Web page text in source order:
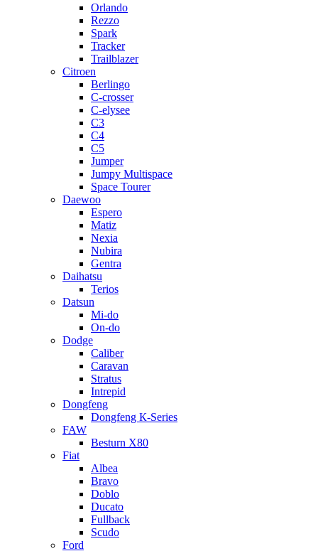
Orlando
Rezzo
Spark
Tracker
Trailblazer
Citroen
Berlingo
C-crosser
C-elysee
C3
C4
C5
Jumper
Jumpy Multispace
Space Tourer
Daewoo
Espero
Matiz
Nexia
Nubira
Gentra
Daihatsu
Terios
Datsun
Mi-do
On-do
Dodge
Caliber
Caravan
Stratus
Intrepid
Dongfeng
Dongfeng К-Series
FAW
Besturn Х80
Fiat
Albea
Bravo
Doblo
Ducato
Fullback
Scudo
Ford